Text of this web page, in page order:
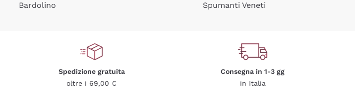
Bardolino
Spumanti Veneti
Spedizione gratuita
oltre i 69,00 €
Consegna in 1-3 gg
in Italia